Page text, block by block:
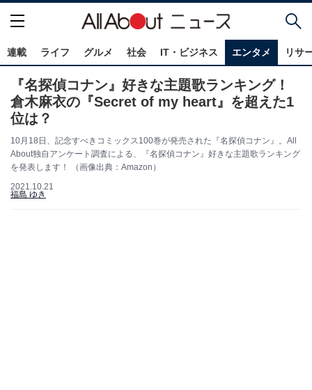
連載 ライフ グルメ 社会 IT・ビジネス エンタメ リサ
『名探偵コナン』好きな主題歌ランキング！
倉木麻衣の『Secret of my heart』を超えた1
位は？
10月18日、記念すべきコミックス100巻が発売された『名探偵コナン』。All
About独自アンケート調査による、『名探偵コナン』好きな主題歌ランキング
を発表します！ （画像出典：Amazon）
2021.10.21
福島 ゆき